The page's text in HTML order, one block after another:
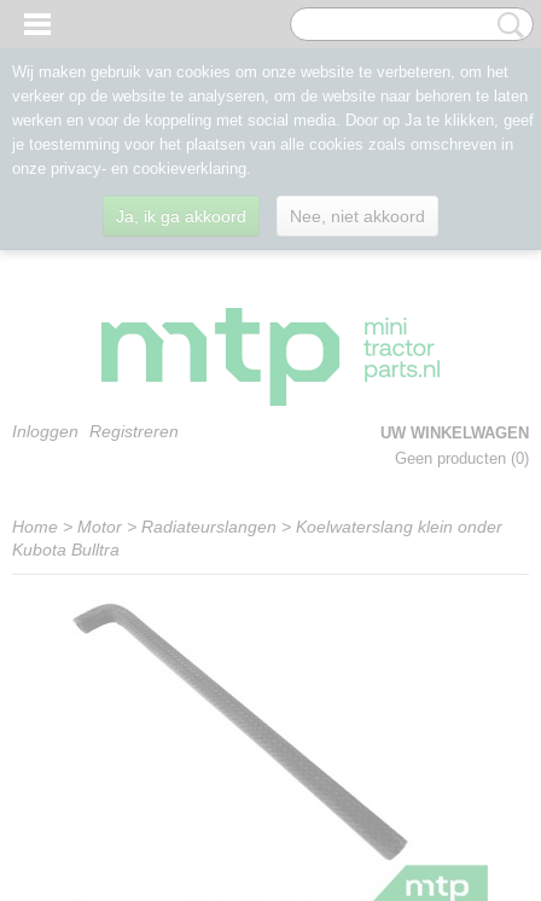
Inloggen Registreren
UW WINKELWAGEN
Geen producten (0)
Home > Motor > Radiateurslangen > Koelwaterslang klein onder
Kubota Bulltra
Wij maken gebruik van cookies om onze website te verbeteren, om het
verkeer op de website te analyseren, om de website naar behoren te laten
werken en voor de koppeling met social media. Door op Ja te klikken, geef
je toestemming voor het plaatsen van alle cookies zoals omschreven in
onze privacy- en cookieverklaring.
Ja, ik ga akkoord Nee, niet akkoord